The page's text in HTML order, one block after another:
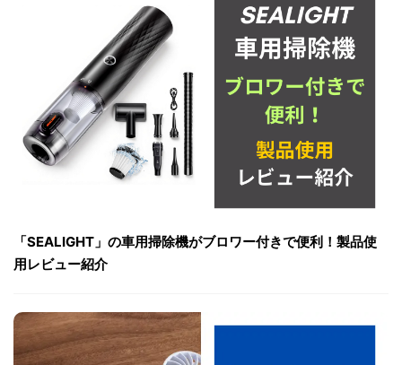
「SEALIGHT」の車用掃除機がブロワー付きで便利！製品使
用レビュー紹介